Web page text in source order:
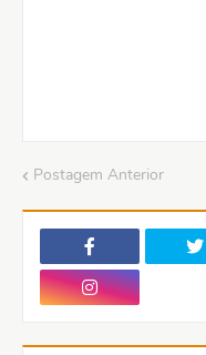
Postagem Anterior